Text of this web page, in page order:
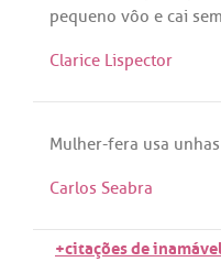
pequeno vôo e cai sem
Clarice Lispector
Mulher-fera usa unhas
Carlos Seabra
+citações de